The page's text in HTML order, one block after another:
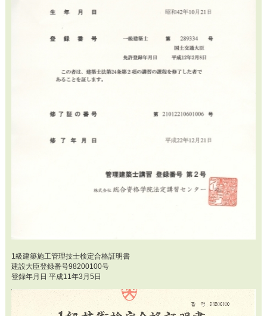
1級建築施工管理技士検定合格証明書
建設大臣登録番号98200100号
登録年月日 平成11年3月5日